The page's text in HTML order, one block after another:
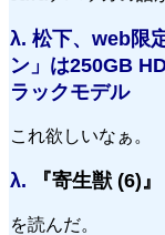
λ. 松下、web限
ン」は250GB
ラックモデル
これ欲しいなぁ。
λ. 『寄生獣 (6)
を読んだ。